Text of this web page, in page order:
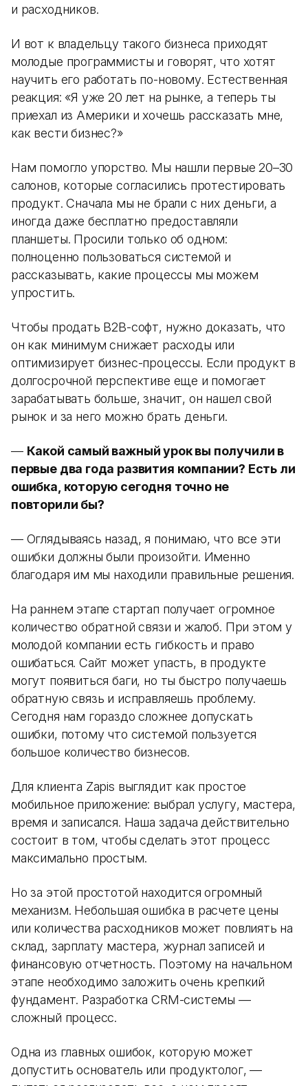
и расходников.
И вот к владельцу такого бизнеса приходят
молодые программисты и говорят, что хотят
научить его работать по-новому. Естественная
реакция: «Я уже 20 лет на рынке, а теперь ты
приехал из Америки и хочешь рассказать мне,
как вести бизнес?»
Нам помогло упорство. Мы нашли первые 20–30
салонов, которые согласились протестировать
продукт. Сначала мы не брали с них деньги, а
иногда даже бесплатно предоставляли
планшеты. Просили только об одном:
полноценно пользоваться системой и
рассказывать, какие процессы мы можем
упростить.
Чтобы продать B2B-софт, нужно доказать, что
он как минимум снижает расходы или
оптимизирует бизнес-процессы. Если продукт в
долгосрочной перспективе еще и помогает
зарабатывать больше, значит, он нашел свой
рынок и за него можно брать деньги.
— Какой самый важный урок вы получили в
первые два года развития компании? Есть ли
ошибка, которую сегодня точно не
повторили бы?
— Оглядываясь назад, я понимаю, что все эти
ошибки должны были произойти. Именно
благодаря им мы находили правильные решения.
На раннем этапе стартап получает огромное
количество обратной связи и жалоб. При этом у
молодой компании есть гибкость и право
ошибаться. Сайт может упасть, в продукте
могут появиться баги, но ты быстро получаешь
обратную связь и исправляешь проблему.
Сегодня нам гораздо сложнее допускать
ошибки, потому что системой пользуется
большое количество бизнесов.
Для клиента Zapis выглядит как простое
мобильное приложение: выбрал услугу, мастера,
время и записался. Наша задача действительно
состоит в том, чтобы сделать этот процесс
максимально простым.
Но за этой простотой находится огромный
механизм. Небольшая ошибка в расчете цены
или количества расходников может повлиять на
склад, зарплату мастера, журнал записей и
финансовую отчетность. Поэтому на начальном
этапе необходимо заложить очень крепкий
фундамент. Разработка CRM-системы —
сложный процесс.
Одна из главных ошибок, которую может
допустить основатель или продуктолог, —